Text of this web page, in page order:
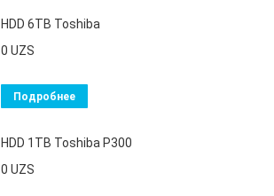
HDD 6TB Toshiba
0 UZS
Подробнее
HDD 1TB Toshiba P300
0 UZS